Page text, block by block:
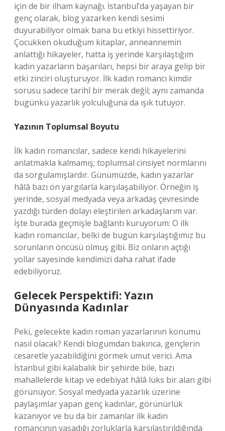
için de bir ilham kaynağı. İstanbul’da yaşayan bir
genç olarak, blog yazarken kendi sesimi
duyurabiliyor olmak bana bu etkiyi hissettiriyor.
Çocukken okuduğum kitaplar, anneannemin
anlattığı hikayeler, hatta iş yerinde karşılaştığım
kadın yazarların başarıları, hepsi bir araya gelip bir
etki zinciri oluşturuyor. İlk kadın romancı kimdir
sorusu sadece tarihî bir merak değil; aynı zamanda
bugünkü yazarlık yolculuğuna da ışık tutuyor.
Yazının Toplumsal Boyutu
İlk kadın romancılar, sadece kendi hikayelerini
anlatmakla kalmamış; toplumsal cinsiyet normlarını
da sorgulamışlardır. Günümüzde, kadın yazarlar
hâlâ bazı ön yargılarla karşılaşabiliyor. Örneğin iş
yerinde, sosyal medyada veya arkadaş çevresinde
yazdığı türden dolayı eleştirilen arkadaşlarım var.
İşte burada geçmişle bağlantı kuruyorum: O ilk
kadın romancılar, belki de bugün karşılaştığımız bu
sorunların öncüsü olmuş gibi. Biz onların açtığı
yollar sayesinde kendimizi daha rahat ifade
edebiliyoruz.
Gelecek Perspektifi: Yazın
Dünyasında Kadınlar
Peki, gelecekte kadın roman yazarlarının konumu
nasıl olacak? Kendi blogumdan bakınca, gençlerin
cesaretle yazabildiğini görmek umut verici. Ama
İstanbul gibi kalabalık bir şehirde bile, bazı
mahallelerde kitap ve edebiyat hâlâ lüks bir alan gibi
görünüyor. Sosyal medyada yazarlık üzerine
paylaşımlar yapan genç kadınlar, görünürlük
kazanıyor ve bu da bir zamanlar ilk kadın
romancının yaşadığı zorluklarla karşılaştırıldığında